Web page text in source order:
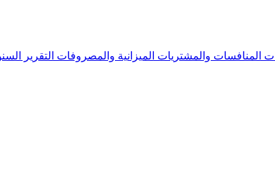
المنافسات والمشتريات الميزانية والمصروفات التقرير